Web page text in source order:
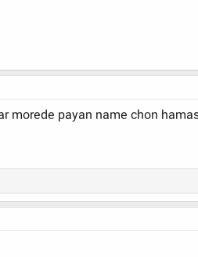
morede payan name chon